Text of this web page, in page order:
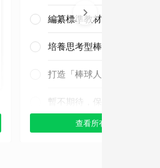
編纂標準教材與導入運科防護
培養思考型棒球人才
打造「棒球人之家」
暫不期待，保持觀望
查看所有選項